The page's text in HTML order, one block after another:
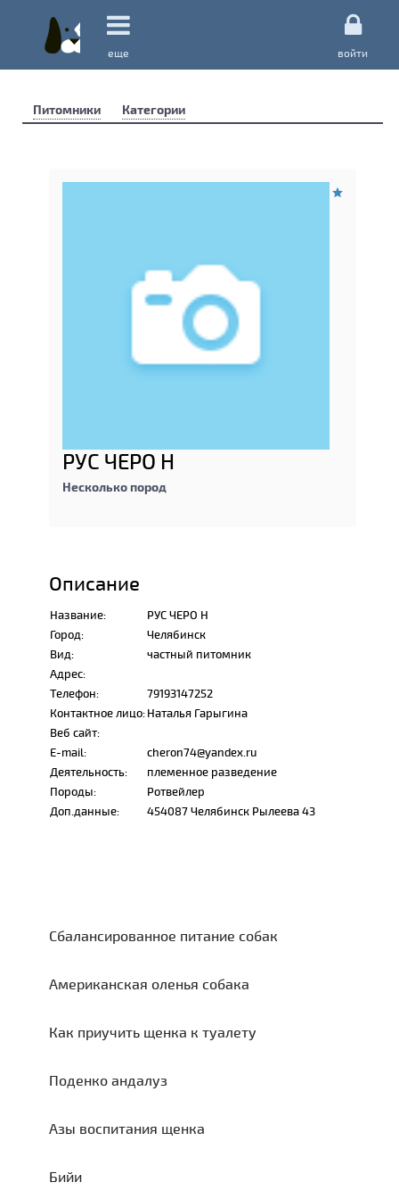
еще войти
Питомники Категории
РУС ЧЕРО Н
Несколько пород
Описание
Название:
РУС ЧЕРО Н
Город:
Челябинск
Вид:
частный питомник
Адрес:
Телефон:
79193147252
Контактное лицо:Наталья Гарыгина
Веб сайт:
E-mail:
cheron74@yandex.ru
Деятельность:
племенное разведение
Породы:
Ротвейлер
Доп.данные:
454087 Челябинск Рылеева 43
Сбалансированное питание собак
Американская оленья собака
Как приучить щенка к туалету
Поденко андалуз
Азы воспитания щенка
Бийи